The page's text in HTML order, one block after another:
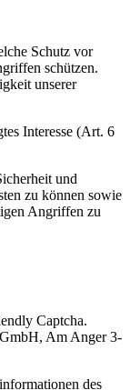
Schutz vor
schützen.
unserer
Interesse (Art. 6
und
zu können sowie
Angriffen zu
Captcha.
Am Anger 3-
des